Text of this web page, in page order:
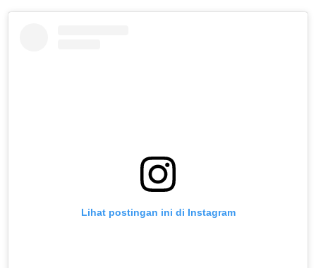
Lihat postingan ini di Instagram